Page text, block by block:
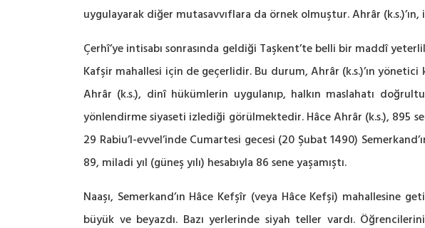
uygulayarak diğer mutasavvıflara da örnek olmuştur. Ahrâr
Çerhî’ye intisabı sonrasında geldiği Taşkent’te belli bir maddî
Kafşir mahallesi için de geçerlidir. Bu durum, Ahrâr (k.s.)’ın
Ahrâr (k.s.), dinî hükümlerin uygulanıp, halkın maslahatı
yönlendirme siyaseti izlediği görülmektedir. Hâce Ahrâr (k.s.), 895
29 Rabiu’l-evvel’inde Cumartesi gecesi (20 Şubat 1490)
89, miladi yıl (güneş yılı) hesabıyla 86 sene yaşamıştı.
Naaşı, Semerkand’ın Hâce Kefşîr (veya Hâce Kefşi) mahallesine
büyük ve beyazdı. Bazı yerlerinde siyah teller vardı.